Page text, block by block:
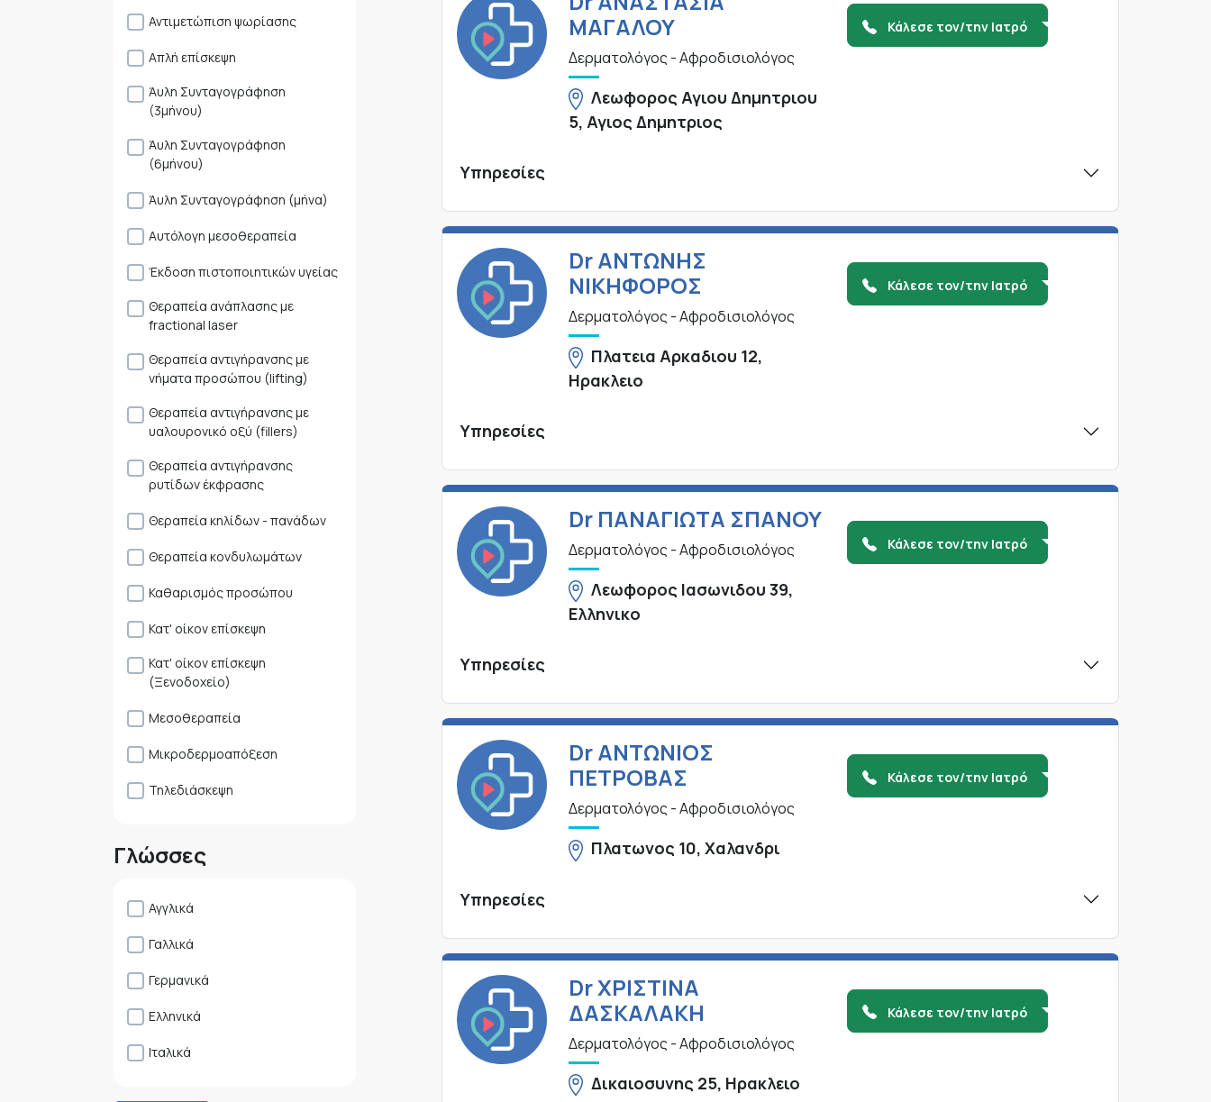
Αντιμετώπιση ψωρίασης
Απλή επίσκεψη
Άυλη Συνταγογράφηση
(3μήνου)
Άυλη Συνταγογράφηση
(6μήνου)
Άυλη Συνταγογράφηση (μήνα)
Αυτόλογη μεσοθεραπεία
Έκδοση πιστοποιητικών υγείας
Θεραπεία ανάπλασης με
fractional laser
Θεραπεία αντιγήρανσης με
νήματα προσώπου (lifting)
Θεραπεία αντιγήρανσης με
υαλουρονικό οξύ (fillers)
Θεραπεία αντιγήρανσης
ρυτίδων έκφρασης
Θεραπεία κηλίδων - πανάδων
Θεραπεία κονδυλωμάτων
Καθαρισμός προσώπου
Κατ' οίκον επίσκεψη
Κατ' οίκον επίσκεψη
(Ξενοδοχείο)
Μεσοθεραπεία
Μικροδερμοαπόξεση
Τηλεδιάσκεψη
Γλώσσες
Αγγλικά
Γαλλικά
Γερμανικά
Ελληνικά
Ιταλικά
ΜΑΓΑΛΟΥ
Δερματολόγος - Αφροδισιολόγος
Λεωφορος Αγιου Δημητριου
5, Αγιος Δημητριος
Κάλεσε τον/την Ιατρό
Υπηρεσίες
Dr ΑΝΤΩΝΗΣ
ΝΙΚΗΦΟΡΟΣ
Δερματολόγος - Αφροδισιολόγος
Πλατεια Αρκαδιου 12,
Ηρακλειο
Κάλεσε τον/την Ιατρό
Υπηρεσίες
Dr ΠΑΝΑΓΙΩΤΑ ΣΠΑΝΟΥ
Δερματολόγος - Αφροδισιολόγος
Λεωφορος Ιασωνιδου 39,
Ελληνικο
Κάλεσε τον/την Ιατρό
Υπηρεσίες
Dr ΑΝΤΩΝΙΟΣ
ΠΕΤΡΟΒΑΣ
Δερματολόγος - Αφροδισιολόγος
Πλατωνος 10, Χαλανδρι
Κάλεσε τον/την Ιατρό
Υπηρεσίες
Dr ΧΡΙΣΤΙΝΑ
ΔΑΣΚΑΛΑΚΗ
Δερματολόγος - Αφροδισιολόγος
Δικαιοσυνης 25, Ηρακλειο
Κάλεσε τον/την Ιατρό